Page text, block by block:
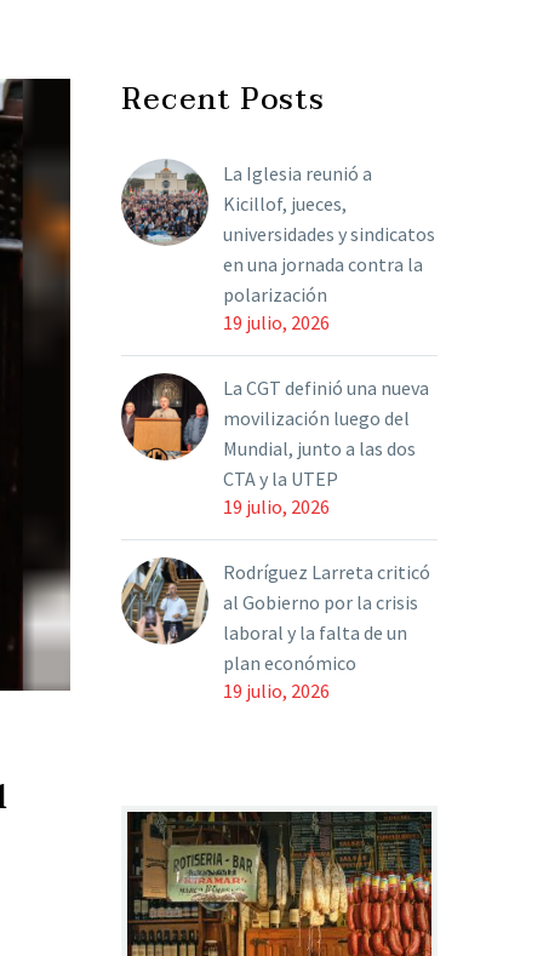
Recent Posts
La Iglesia reunió a
Kicillof, jueces,
universidades y sindicatos
en una jornada contra la
polarización
19 julio, 2026
La CGT definió una nueva
movilización luego del
Mundial, junto a las dos
CTA y la UTEP
19 julio, 2026
Rodríguez Larreta criticó
al Gobierno por la crisis
laboral y la falta de un
plan económico
19 julio, 2026